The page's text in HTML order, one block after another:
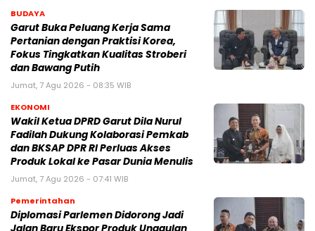
BUDAYA
Garut Buka Peluang Kerja Sama
Pertanian dengan Praktisi Korea,
Fokus Tingkatkan Kualitas Stroberi
dan Bawang Putih
Jumat, 7 Agu 2026 - 08:35 WIB
EKONOMI
Wakil Ketua DPRD Garut Dila Nurul
Fadilah Dukung Kolaborasi Pemkab
dan BKSAP DPR RI Perluas Akses
Produk Lokal ke Pasar Dunia Menulis
Jumat, 7 Agu 2026 - 07:41 WIB
Pemerintahan
Diplomasi Parlemen Didorong Jadi